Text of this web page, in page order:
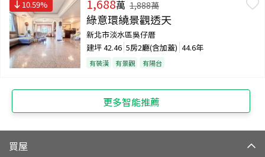
10.59% 1,688萬 1,888萬
綠意環繞景觀透天
新北市淡水區吳仔厝
建坪42.46 5房2廳(含加蓋) 44.6年
有裝潢 有景觀 有陽台
更多智能推薦
買屋